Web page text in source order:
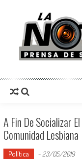
La Nota
A Fin De Socializar
Comunidad Lesbiana
Política - 23/05/2019